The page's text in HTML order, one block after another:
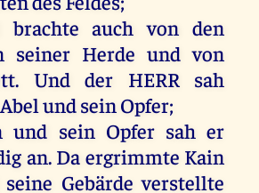
brachte auch von den
seiner Herde und von
. Und der HERRsah
Abelund seinOpfer;
und sein Opfer saher
an. Da ergrimmte Kain
Gebärde verstellte